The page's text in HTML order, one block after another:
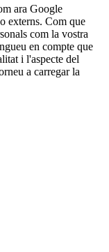
ara Google
externs. Com que
com la vostra
en compte que
i l'aspecte del
a carregar la